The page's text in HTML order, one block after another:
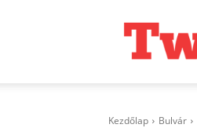
Kezdőlap Bulvár